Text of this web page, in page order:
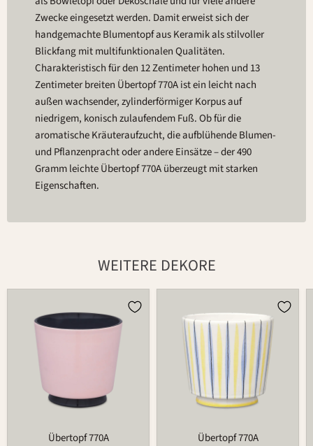
Zwecke eingesetzt werden. Damit erweist sich der
handgemachte Blumentopf aus Keramik als stilvoller
Blickfang mit multifunktionalen Qualitäten.
Charakteristisch für den 12 Zentimeter hohen und 13
Zentimeter breiten Übertopf 770A ist ein leicht nach
außen wachsender, zylinderförmiger Korpus auf
niedrigem, konisch zulaufendem Fuß. Ob für die
aromatische Kräuteraufzucht, die aufblühende Blumen-
und Pflanzenpracht oder andere Einsätze – der 490
Gramm leichte Übertopf 770A überzeugt mit starken
Eigenschaften.
WEITERE DEKORE
Übertopf 770A
Übertopf 770A